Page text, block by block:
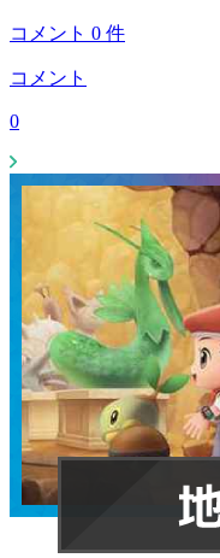
コメント 0 件
コメント
0